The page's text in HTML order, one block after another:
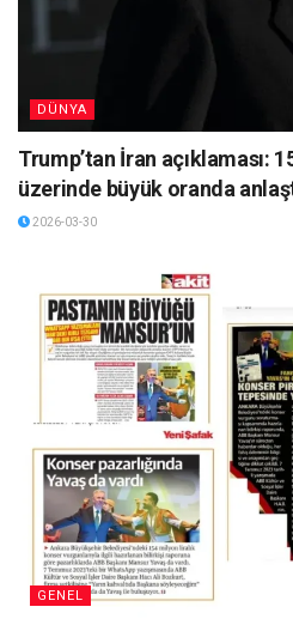
DÜNYA
Trump’tan İran açıklaması:
üzerinde büyük oranda
2026-03-30
GENEL